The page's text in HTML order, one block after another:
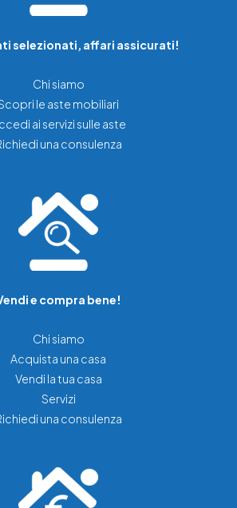
selezionati, affari assicurati!
Chi siamo
le aste mobiliari
ai servizi sulle aste
una consulenza
e compra bene!
Chi siamo
Acquista una casa
Vendi la tua casa
Servizi
una consulenza